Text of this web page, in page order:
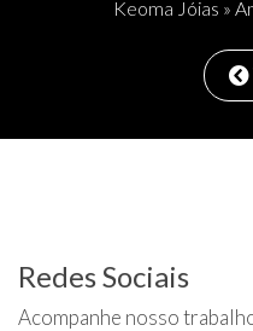
Keoma Jóias »
Redes Sociais
Acompanhe nosso